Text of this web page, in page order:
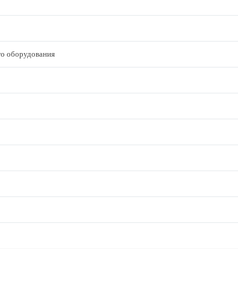
оборудования